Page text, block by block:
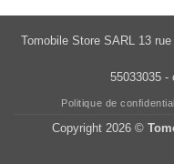
Tomobile Store SARL 13
55033035 -
Politique de
Copyright 2026 ©